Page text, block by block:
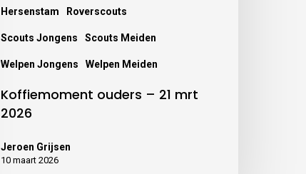
Hersenstam Roverscouts
Scouts Jongens Scouts Meiden
Welpen Jongens Welpen Meiden
Koffiemoment ouders – 21 mrt
2026
Jeroen Grijsen
10 maart 2026